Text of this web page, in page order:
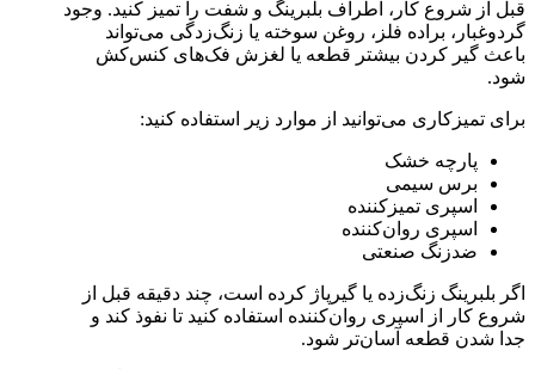
قبل از شروع کار، اطراف بلبرینگ و شفت را تمیز کنید. وجود
گردوغبار، براده فلز، روغن سوخته یا زنگ‌زدگی می‌تواند
باعث گیر کردن بیشتر قطعه یا لغزش فک‌های کنس‌کش
شود.
برای تمیزکاری می‌توانید از موارد زیر استفاده کنید:
پارچه خشک
برس سیمی
اسپری تمیزکننده
اسپری روان‌کننده
ضدزنگ صنعتی
اگر بلبرینگ زنگ‌زده یا گیرپاژ کرده است، چند دقیقه قبل از
شروع کار از اسپری روان‌کننده استفاده کنید تا نفوذ کند و
جدا شدن قطعه آسان‌تر شود.